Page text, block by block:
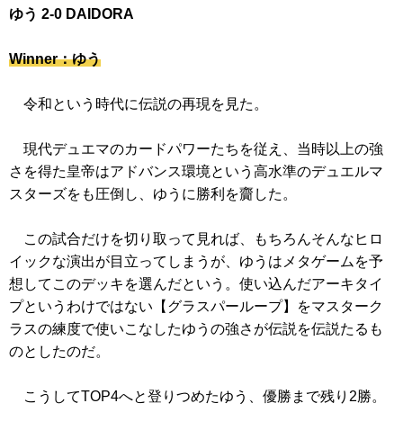
ゆう 2-0 DAIDORA
Winner：ゆう
令和という時代に伝説の再現を見た。
現代デュエマのカードパワーたちを従え、当時以上の強
さを得た皇帝はアドバンス環境という高水準のデュエルマ
スターズをも圧倒し、ゆうに勝利を齎した。
この試合だけを切り取って見れば、もちろんそんなヒロ
イックな演出が目立ってしまうが、ゆうはメタゲームを予
想してこのデッキを選んだという。使い込んだアーキタイ
プというわけではない【グラスパーループ】をマスターク
ラスの練度で使いこなしたゆうの強さが伝説を伝説たるも
のとしたのだ。
こうしてTOP4へと登りつめたゆう、優勝まで残り2勝。